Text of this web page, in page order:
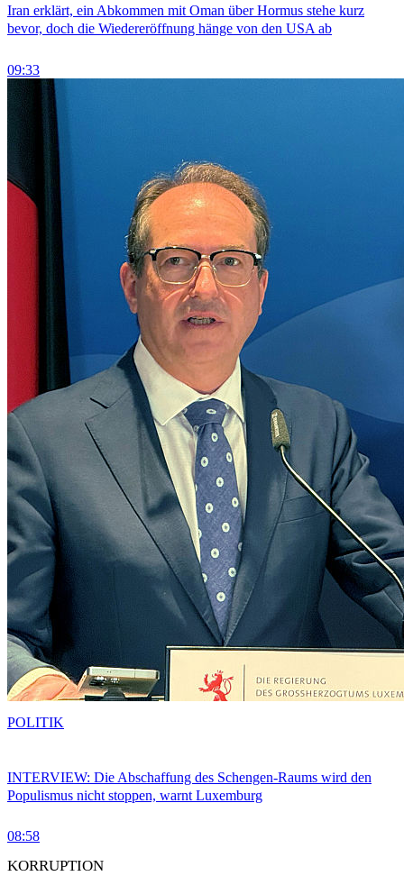
Iran erklärt, ein Abkommen mit Oman über Hormus stehe kurz
bevor, doch die Wiedereröffnung hänge von den USA ab
09:33
INTERVIEW: Die Abschaffung des Schengen-Raums wird den
Populismus nicht stoppen, warnt Luxemburg
08:58
POLITIK
KORRUPTION